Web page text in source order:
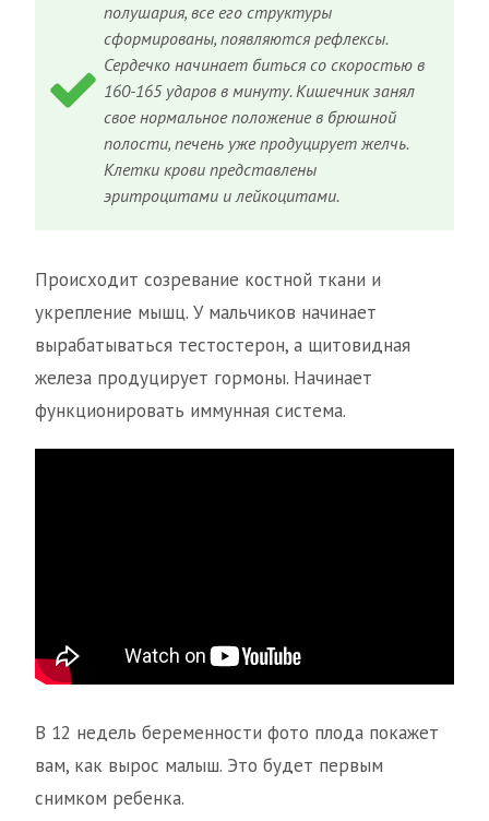
полушария, все его структуры
сформированы, появляются рефлексы.
Сердечко начинает биться со скоростью в
160-165 ударов в минуту. Кишечник занял
свое нормальное положение в брюшной
полости, печень уже продуцирует желчь.
Клетки крови представлены
эритроцитами и лейкоцитами.
Происходит созревание костной ткани и
укрепление мышц. У мальчиков начинает
вырабатываться тестостерон, а щитовидная
железа продуцирует гормоны. Начинает
функционировать иммунная система.
В 12 недель беременности фото плода покажет
вам, как вырос малыш. Это будет первым
снимком ребенка.